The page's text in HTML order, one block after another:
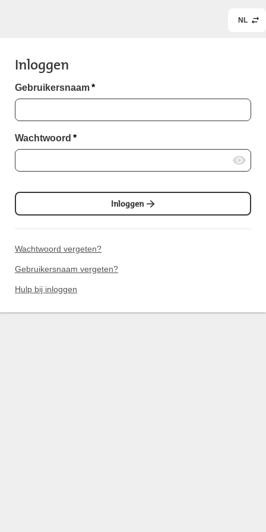
NL
Inloggen
Gebruikersnaam*
Wachtwoord *
Inloggen
Wachtwoord vergeten?
Gebruikersnaam vergeten?
Hulp bij inloggen